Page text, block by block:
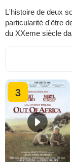
L'histoire de deux
particularité d'être
du XXeme siècle
3